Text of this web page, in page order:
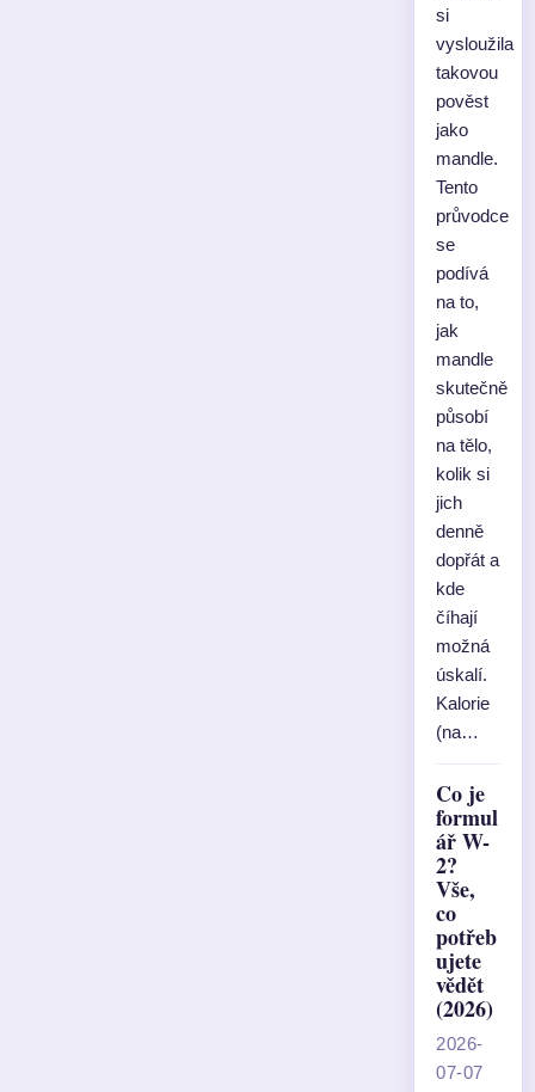
si
vysloužila
takovou
pověst
jako
mandle.
Tento
průvodce
se
podívá
na to,
jak
mandle
skutečně
působí
na tělo,
kolik si
jich
denně
dopřát a
kde
číhají
možná
úskalí.
Kalorie
(na…
Co je
formul
ář W-
2?
Vše,
co
potřeb
ujete
vědět
(2026)
2026-
07-07